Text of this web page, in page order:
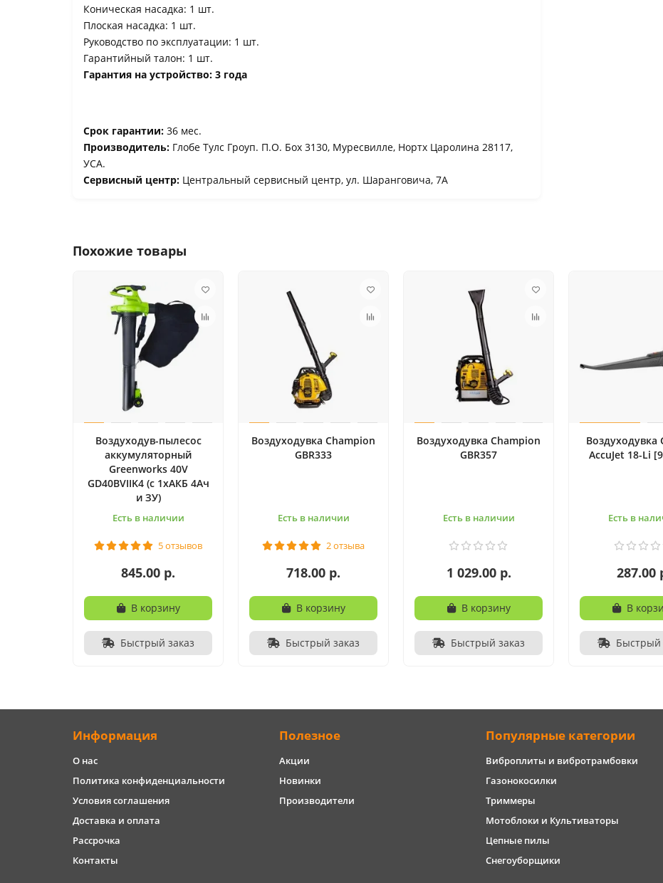
Коническая насадка: 1 шт.
Плоская насадка: 1 шт.
Руководство по эксплуатации: 1 шт.
Гарантийный талон: 1 шт.
Гарантия на устройство: 3 года
Срок гарантии: 36 мес.
Производитель: Глобе Тулс Гроуп. П.О. Боx 3130, Муресвилле, Нортх Царолина 28117,
УСА.
Сервисный центр: Центральный сервисный центр, ул. Шаранговича, 7А
Похожие товары
Воздуходув-пылесос
аккумуляторный
Greenworks 40V
GD40BVIIK4 (c 1хАКБ 4Ач
и ЗУ)
Есть в наличии
5 отзывов
845.00 р.
В корзину
Быстрый заказ
Воздуходувка Champion
GBR333
Есть в наличии
2 отзыва
718.00 р.
В корзину
Быстрый заказ
Воздуходувка Champion
GBR357
Есть в наличии
1 029.00 р.
В корзину
Быстрый заказ
Воздуходувка
AccuJet 18-Li
Есть в
287.00
В
Быстрый
Информация
О нас
Политика конфиденциальности
Условия соглашения
Доставка и оплата
Рассрочка
Контакты
Полезное
Акции
Новинки
Производители
Популярные категории
Виброплиты и вибротрамбовки
Газонокосилки
Триммеры
Мотоблоки и Культиваторы
Цепные пилы
Снегоуборщики